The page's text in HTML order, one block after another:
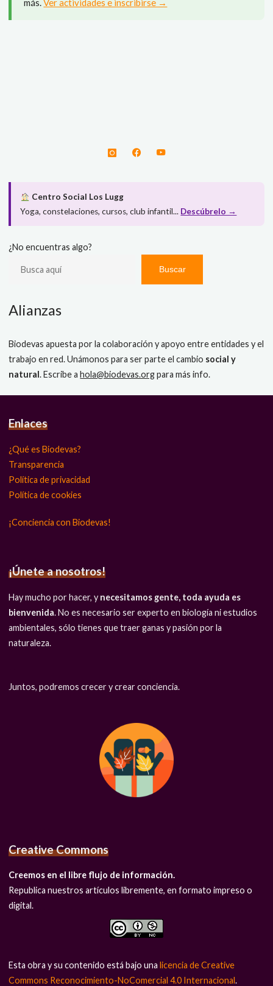
más.Ver actividades e inscribirse →
Centro Social Los Lugg
Yoga, constelaciones, cursos, club infantil... Descúbrelo →
¿No encuentras algo?
Buscar
Alianzas
Biodevas apuesta por la colaboración y apoyo entre entidades y el
trabajo en red. Unámonos para ser parte el cambio social y
natural. Escribe ahola@biodevas.orgpara más info.
Enlaces
¿Qué es Biodevas?
Transparencia
Política de privacidad
Política de cookies
¡Conciencia con Biodevas!
¡Únete a nosotros!
Hay mucho por hacer, y necesitamos gente, toda ayuda es
bienvenida. No es necesario ser experto en biología ni estudios
ambientales, sólo tienes que traer ganas y pasión por la
naturaleza.
Juntos, podremos crecer y crear conciencia.
Creative Commons
Creemos en el libre flujo de información.
Republica nuestros artículos libremente, en formato impreso o
digital.
Esta obra y su contenido está bajo unalicencia de Creative
Commons Reconocimiento-NoComercial 4.0 Internacional.